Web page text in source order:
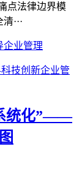
点法律边界模
···
企业管理
统化”——